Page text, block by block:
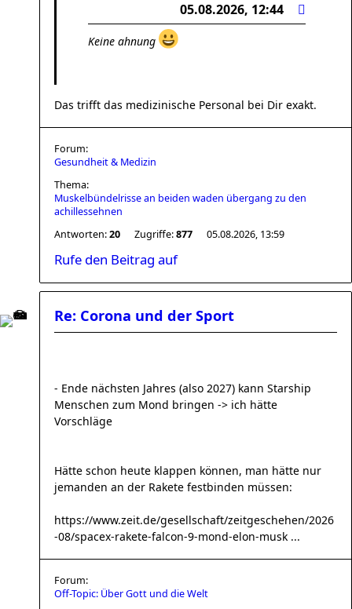
05.08.2026, 12:44
Keine ahnung
Das trifft das medizinische Personal bei Dir exakt.
Forum:
Gesundheit & Medizin
Thema:
Muskelbündelrisse an beiden waden übergang zu den
achillessehnen
Antworten:20 Zugriffe:877 05.08.2026, 13:59
Rufe den Beitrag auf
Re: Corona und der Sport
- Ende nächsten Jahres (also 2027) kann Starship
Menschen zum Mond bringen -> ich hätte
Vorschläge
Hätte schon heute klappen können, man hätte nur
jemanden an der Rakete festbinden müssen:
https://www.zeit.de/gesellschaft/zeitgeschehen/2026
-08/spacex-rakete-falcon-9-mond-elon-musk ...
Forum:
Off-Topic: Über Gott und die Welt